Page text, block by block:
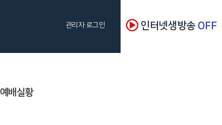
예배실황
관리자 로그인 인터넷생방송 OFF